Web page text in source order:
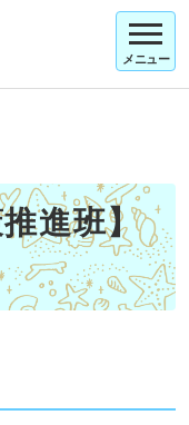
メニュー
推進班】